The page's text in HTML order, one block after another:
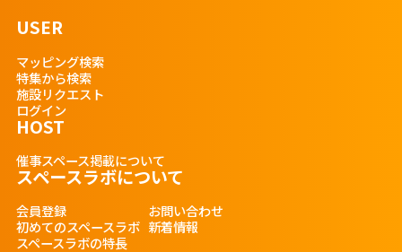
USER
マッピング検索
特集から検索
施設リクエスト
ログイン
HOST
催事スペース掲載について
スペースラボについて
会員登録
初めてのスペースラボ
スペースラボの特長
お問い合わせ
新着情報